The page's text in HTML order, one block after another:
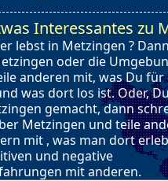
Interessantes zu
lebst in Metzingen ?
oder die
anderen mit, was Du
was dort los ist. Oder,
gemacht, dann
Metzingen und teile
mit , was man dort
und negative
mit anderen.